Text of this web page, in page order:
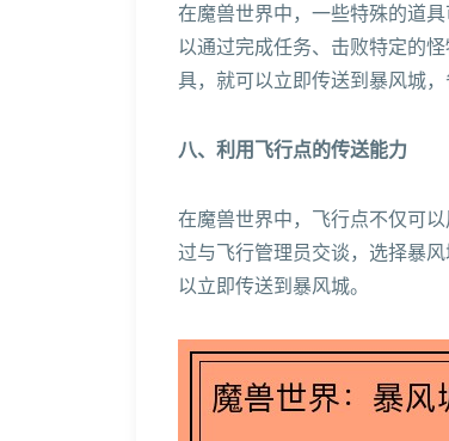
在魔兽世界中，一些特殊的道
以通过完成任务、击败特定的
具，就可以立即传送到暴风城，
八、利用飞行点的传送能力
在魔兽世界中，飞行点不仅可
过与飞行管理员交谈，选择暴
以立即传送到暴风城。